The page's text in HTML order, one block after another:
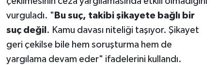
vurguladı. " Bu suç, takibi şikayete bağlı bir
suç değil . Kamu davası niteliği taşıyor. Şikayet
geri çekilse bile hem soruşturma hem de
yargılama devam eder" ifadelerini kullandı.